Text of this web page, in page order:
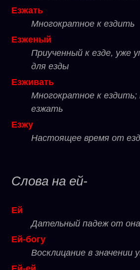
Езжать
Многократное к ездить
Езженый
Приученный к езде, уже
для езды
Езживать
Многократное к
езжать
Езжу
Настоящее время от
Слова на ей-
Ей
Дательный падеж от она
Ей-богу
Восклицание в значении